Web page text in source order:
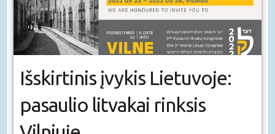
Išskirtinis įvykis Lietuvoje:
pasaulio litvakai rinksis